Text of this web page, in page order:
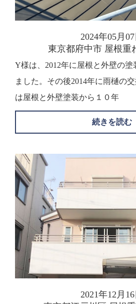
2024年05月07
東京都府中市 屋根重
Y様は、2012年に屋根と外壁の
ました。その後2014年に雨樋の
は屋根と外壁塗装から１０年
続きを読む
2021年12月16